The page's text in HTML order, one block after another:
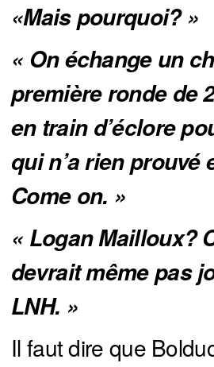
«Mais pourquoi? »
« On échange un
première ronde de
en train d’éclore
qui n’a rien
Come on. »
« Logan Mailloux?
devrait même pas
LNH. »
Il faut dire que